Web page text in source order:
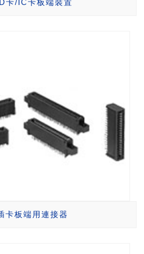
卡/IC卡板端裝置
卡板端用連接器